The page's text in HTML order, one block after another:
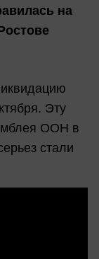
на
Эту
ООН в
стали